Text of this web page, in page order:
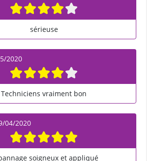
sérieuse
2020
Techniciens vraiment bon
04/2020
soigneux et appliqué